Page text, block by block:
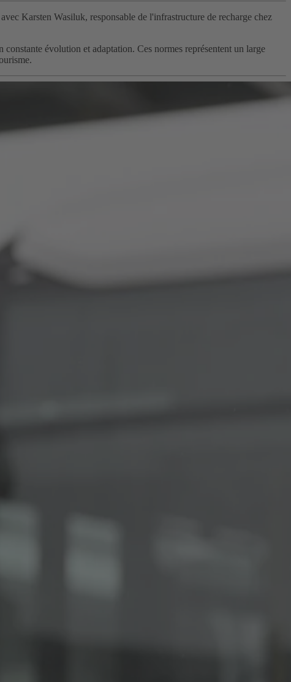
Karsten Wasiluk, responsable de l'infrastructure de recharge chez
évolution et adaptation. Ces normes représentent un large